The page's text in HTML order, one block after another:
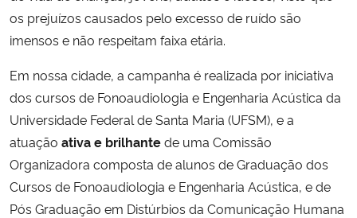
os prejuízos causados pelo excesso de ruído são
imensos e não respeitam faixa etária.
Em nossa cidade, a campanha é realizada por iniciativa
dos cursos de Fonoaudiologia e Engenharia Acústica da
Universidade Federal de Santa Maria (UFSM), e a
atuação ativa e brilhantede uma Comissão
Organizadora composta de alunos de Graduação dos
Cursos de Fonoaudiologia e Engenharia Acústica, e de
Pós Graduação em Distúrbios da Comunicação Humana